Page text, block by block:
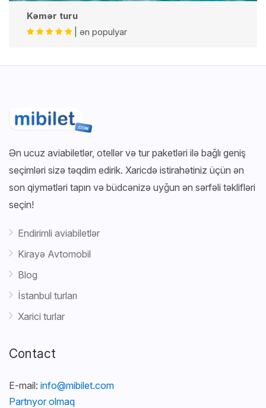
Kəmər turu
| ən populyar
Ən ucuz aviabiletlər, otellər və tur paketləri ilə bağlı geniş
seçimləri sizə təqdim edirik. Xaricdə istirahətiniz üçün ən
son qiymətləri tapın və büdcənizə uyğun ən sərfəli təklifləri
seçin!
Endirimli aviabiletlər
Kirayə Avtomobil
Blog
İstanbul turları
Xarici turlar
Contact
E-mail: info@mibilet.com
Partnyor olmaq